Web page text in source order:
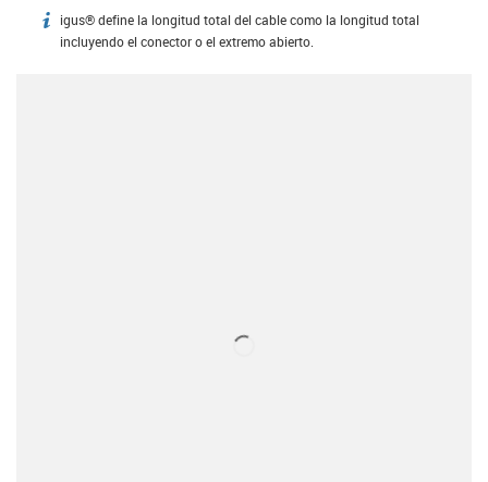
igus-icon-info
igus® define la longitud total del cable como la longitud total
incluyendo el conector o el extremo abierto.